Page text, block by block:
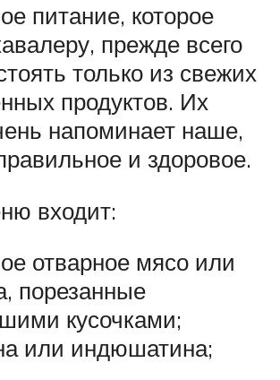
питание, которое
прежде всего
только из свежих
продуктов. Их
напоминает наше,
и здоровое.
входит:
отварное мясо или
порезанные
кусочками;
или индюшатина;